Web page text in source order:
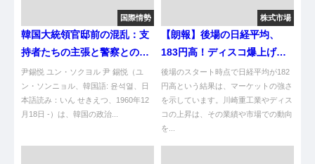
国際情勢
韓国大統領官邸前の混乱：支
持者たちの主張と警察との衝
突
尹錫悦 ユン・ソクヨル 尹 錫悦（ユ
ン・ソンニョル、韓国語: 윤석열、日
本語読み：いん せきえつ、1960年12
月18日 -）は、韓国の政治...
株式市場
【朗報】後場の日経平均、
183円高！ディスコ爆上げや
ん！
後場のスタート時点で日経平均が182
円高という結果は、マーケットの強さ
を示しています。川崎重工業やディス
コの上昇は、その業績や市場での動向
を...